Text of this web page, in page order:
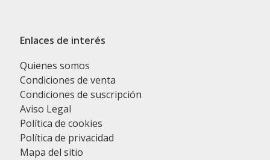
Enlaces de interés
Quienes somos
Condiciones de venta
Condiciones de suscripción
Aviso Legal
Política de cookies
Política de privacidad
Mapa del sitio